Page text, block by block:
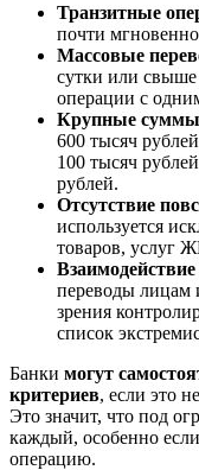
Транзитные
почти
Массовые
сутки или
операции с
Крупные суммы
600 тысяч
100 тысяч
рублей.
Отсутствие
используется
товаров, услуг
переводы лицам
зрения
список
Банки могут
критериев, если это
Это значит, что под
каждый, особенно
операцию.